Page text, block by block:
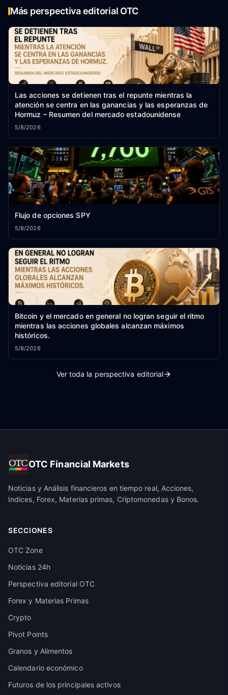
Más perspectiva editorial OTC
Las acciones se detienen tras el repunte mientras la
atención se centra en las ganancias y las esperanzas de
Hormuz – Resumen del mercado estadounidense
5/8/2026
Flujo de opciones SPY
5/8/2026
Bitcoin y el mercado en general no logran seguir el ritmo
mientras las acciones globales alcanzan máximos
históricos.
5/8/2026
Ver toda la perspectiva editorial
OTC Financial Markets
Noticias y Análisis financieros en tiempo real, Acciones,
Indices, Forex, Materias primas, Criptomonedas y Bonos.
SECCIONES
OTC Zone
Noticias 24h
Perspectiva editorial OTC
Forex y Materias Primas
Crypto
Pivot Points
Granos y Alimentos
Calendario económico
Futuros de los principales activos